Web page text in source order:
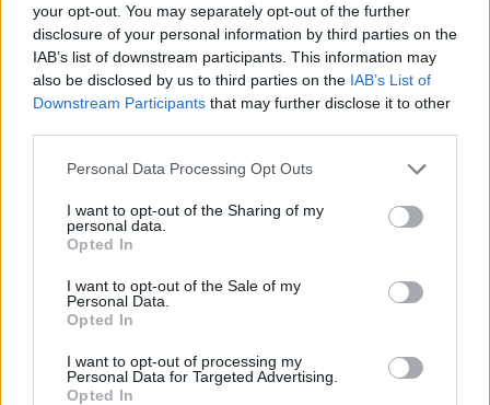
your opt-out. You may separately opt-out of the further
disclosure of your personal information by third parties on the
IAB’s list of downstream participants. This information may
also be disclosed by us to third parties on the IAB’s List of
Downstream Participants that may further disclose it to other
Personal Data Processing Opt Outs
I want to opt-out of the Sharing of my
personal data.
Opted In
I want to opt-out of the Sale of my
Personal Data.
Opted In
I want to opt-out of processing my
Personal Data for Targeted Advertising.
Opted In
TARIFS
Place en Fosse : 35€
Place en Cat.1 : 45€
Place en Carré Or : 60€
SITE OFFICIEL
www.montpellier-events.com